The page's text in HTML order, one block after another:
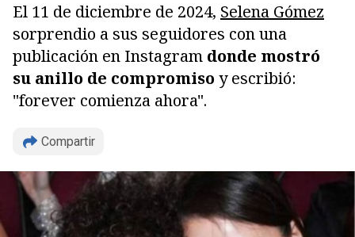
El 11 de diciembre de 2024, Selena Gómez
sorprendio a sus seguidores con una
publicación en Instagram donde mostró
su anillo de compromiso y escribió:
"forever comienza ahora".
Compartir